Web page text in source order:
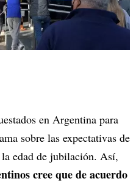
en Argentina para
sobre las expectativas de
edad de jubilación. Así,
cree que de acuerdo